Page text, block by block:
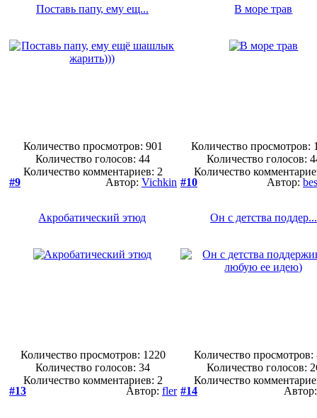
Поставь папу, ему ещ...
Количество просмотров: 901
Количество голосов:44
Количество комментариев: 2
В море трав
Количество просмотров:
Количество голосов:
Количество
#9
Автор: Vichkin
Акробатический этюд
Количество просмотров: 1220
Количество голосов:34
Количество комментариев: 2
#10 Автор:
Он с детства поддер...
Количество просмотров:
Количество голосов:
Количество
#13
Автор: fler #14